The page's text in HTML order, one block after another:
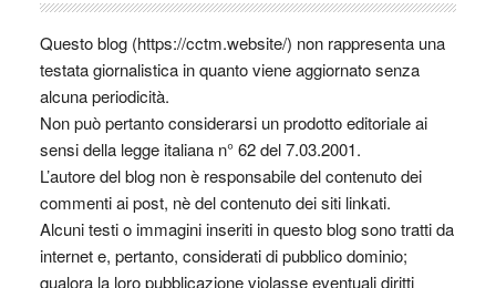
Questo blog (https://cctm.website/) non rappresenta una
testata giornalistica in quanto viene aggiornato senza
alcuna periodicità.
Non può pertanto considerarsi un prodotto editoriale ai
sensi della legge italiana n° 62 del 7.03.2001.
L’autore del blog non è responsabile del contenuto dei
commenti ai post, nè del contenuto dei siti linkati.
Alcuni testi o immagini inseriti in questo blog sono tratti da
internet e, pertanto, considerati di pubblico dominio;
qualora la loro pubblicazione violasse eventuali diritti